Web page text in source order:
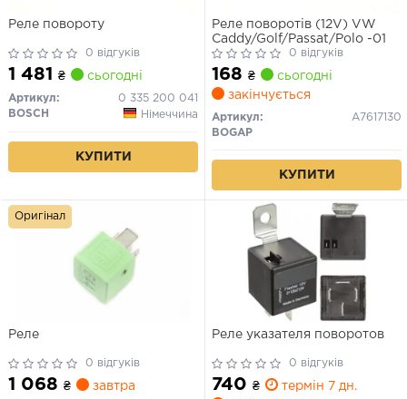
Реле повороту
0 відгуків
1 481 ₴ сьогодні
Артикул:
0 335 200 041
BOSCH
Німеччина
КУПИТИ
Реле поворотів (12V) VW
Caddy/Golf/Passat/Polo -01
0 відгуків
168 ₴
сьогодні
закінчується
Артикул:
A7617130
BOGAP
КУПИТИ
Реле
0 відгуків
1 068 ₴ завтра
Оригінал
Реле указателя поворотов
0 відгуків
740 ₴
термін 7 дн.